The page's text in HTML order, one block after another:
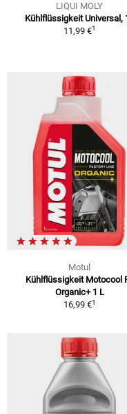
LIQUI MOLY
Kühlflüssigkeit Universal,
11,99 €1
Motul
Kühlflüssigkeit Motocool
Organic+ 1 L
16,99 €1